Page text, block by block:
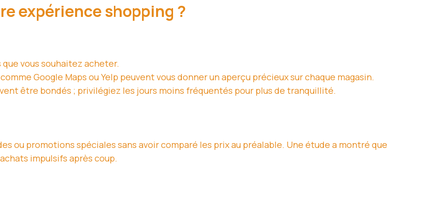
expérience shopping ?
vous souhaitez acheter.
Google Maps ou Yelp peuvent vous donner un aperçu précieux sur chaque magasin.
être bondés ; privilégiez les jours moins fréquentés pour plus de tranquillité.
ou promotions spéciales sans avoir comparé les prix au préalable. Une étude a montré que
impulsifs après coup.